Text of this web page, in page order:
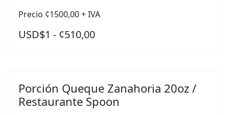
Precio ¢1500,00 + IVA
USD$1 - ¢510,00
Porción Queque Zanahoria 20oz /
Restaurante Spoon